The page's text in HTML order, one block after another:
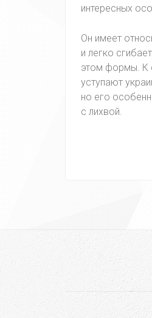
интересных
Он имеет
и легко
этом формы. К
уступают
но его
с лихвой.